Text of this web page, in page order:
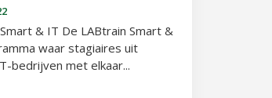
& IT De LABtrain Smart &
waar stagiaires uit
bedrijven met elkaar...